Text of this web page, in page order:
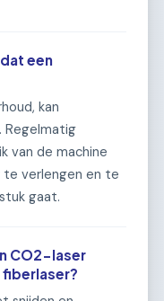
een
kan
Regelmatig
van de machine
te verlengen en te
gaat.
CO2-laser